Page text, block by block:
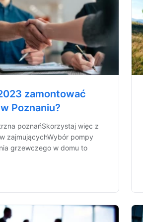
zamontować
Poznaniu?
poznańSkorzystaj więc z
zajmującychWybór pompy
grzewczego w domu to